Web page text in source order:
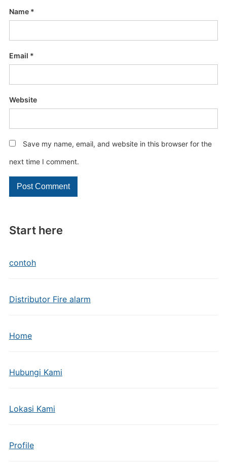
Start here
contoh
Distributor Fire alarm
Home
Hubungi Kami
Lokasi Kami
Profile
Name *
Email *
Website
Save my name, email, and website in this browser for the
next time I comment.